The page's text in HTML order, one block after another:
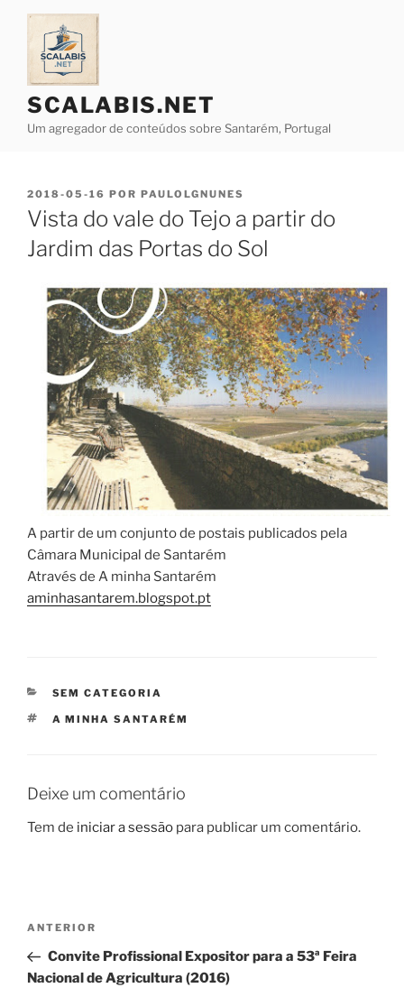
Saltar
conteúdo
SCALABIS.NET
Um agregador de conteúdos sobre Santarém, Portugal
PUBLICADO
EM
2018-05-16 POR PAULOLGNUNES
Vista do vale do Tejo a partir do
Jardim das Portas do Sol
A partir de um conjunto de postais publicados pela
Câmara Municipal de Santarém
Através de A minha Santarém
aminhasantarem.blogspot.pt
CATEGORIAS
SEM CATEGORIA
ETIQUETAS
A MINHA SANTARÉM
Deixe um comentário
Tem de iniciar a sessão para publicar um comentário.
Navegação
artigos
Conteúdo
anterior
ANTERIOR
Convite Profissional Expositor para a 53ª Feira
Nacional de Agricultura (2016)